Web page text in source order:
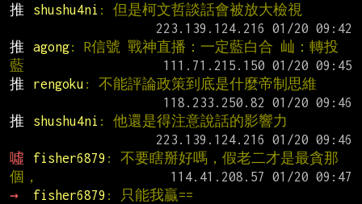
推
shushu4ni : 但是柯文哲談話會被放大檢視
推
agong: R信號 戰神直播：一定藍白合 屾：轉投
藍
推
rengoku : 不能評論政策到底是什麼帝制思維
推
shushu4ni : 他還是得注意說話的影響力
噓
fisher6879 : 不要瞎掰好嗎，假老二才是最貪那
個，
→
fisher6879 : 只能我贏==